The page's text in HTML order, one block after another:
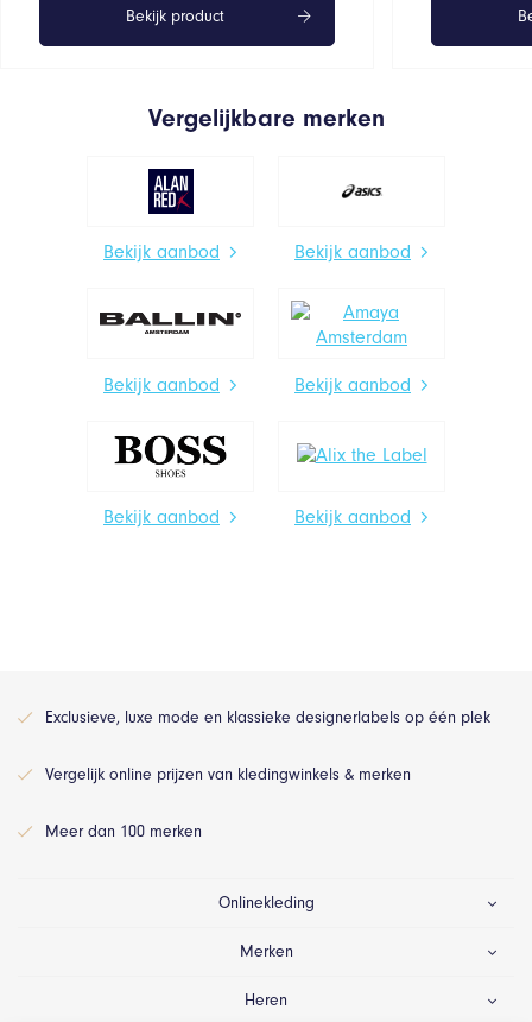
Bekijk product
Vergelijkbare merken
Bekijk aanbod Bekijk aanbod
Bekijk aanbod Bekijk aanbod
Bekijk aanbod Bekijk aanbod
Exclusieve, luxe mode en klassieke designerlabels op één plek
Vergelijk online prijzen van kledingwinkels & merken
Meer dan 100 merken
Onlinekleding
Merken
Heren